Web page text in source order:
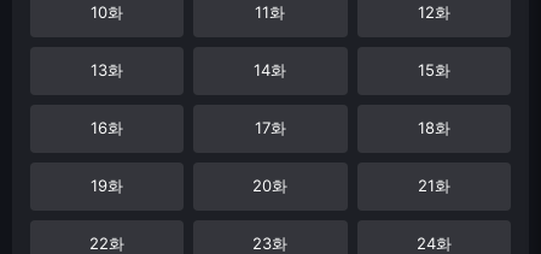
10화 11화 12화
13화 14화 15화
16화 17화 18화
19화 20화 21화
22화 23화 24화